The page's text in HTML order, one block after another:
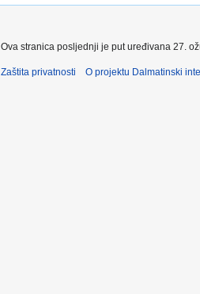
Ova stranica posljednji je put uređivana 27.
Zaštita privatnosti O projektu Dalmatinski